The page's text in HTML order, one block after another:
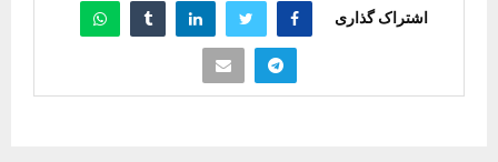
اشتراک گذاری